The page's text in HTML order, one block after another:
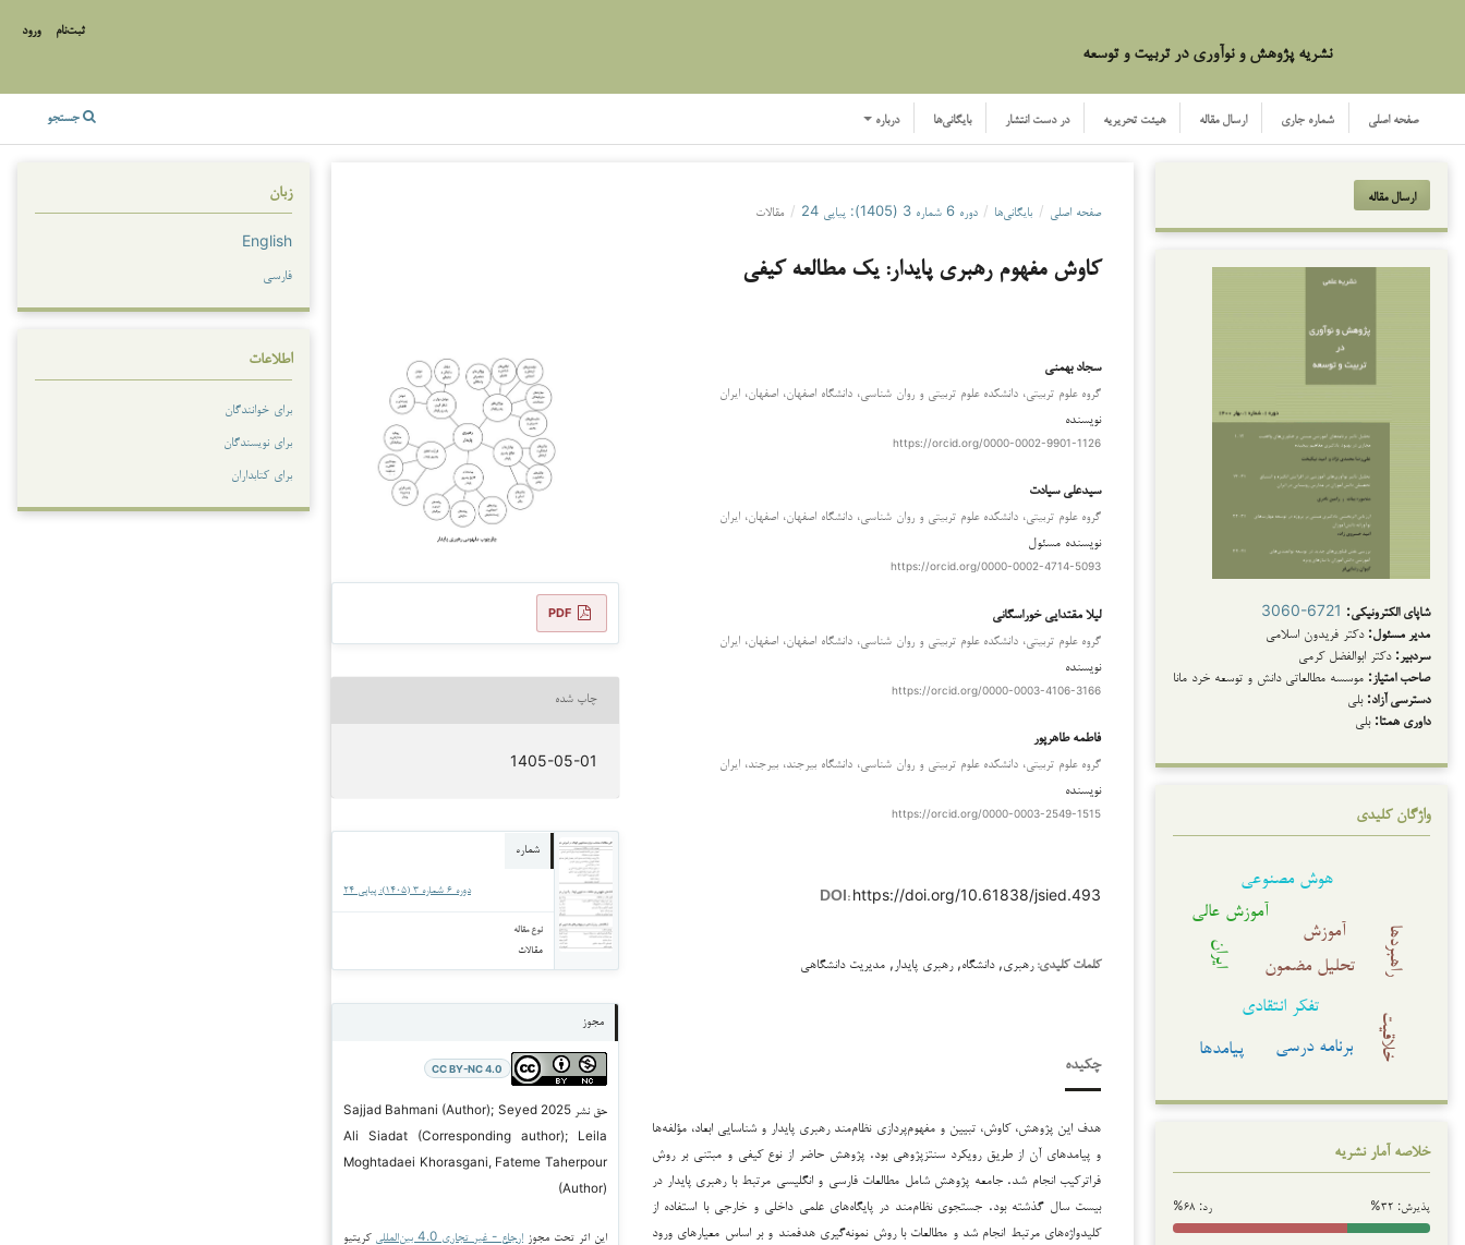
نشریه پژوهش و نوآوری در تربیت و توسعه
صفحه اصلی شماره جاری ارسال مقاله هیئت تحریریه در دست انتشار بایگانی‌ها درباره جستجو
ثبت‌نام ورود
ارسال مقاله
شاپای الکترونیکی: 3060-6721
مدیر مسئول: دکتر فریدون اسلامی
سردبیر: دکتر ابوالفضل کرمی
صاحب امتیاز: موسسه مطالعاتی دانش و توسعه خرد مانا
دسترسی آزاد: بلی
داوری همتا: بلی
واژگان کلیدی
تحلیل مضمون
تفکر انتقادی
آموزش
آموزش عالی
برنامه درسی
هوش مصنوعی
خلاقیت
ایران راهبردها
پیامدها
خلاصه آمار نشریه
پذیرش: ۳۲% رد: ۶۸%
صفحه اصلی / بایگانی‌ها / دوره 6 شماره 3 (1405): پیاپی 24 / مقالات
کاوش مفهوم رهبری پایدار: یک مطالعه کیفی
سجاد بهمنی
گروه علوم تربیتی، دانشکده علوم تربیتی و روان شناسی، دانشگاه اصفهان، اصفهان، ایران
نویسنده
https://orcid.org/0000-0002-9901-1126
سیدعلی سیادت
گروه علوم تربیتی، دانشکده علوم تربیتی و روان شناسی، دانشگاه اصفهان، اصفهان، ایران
نویسنده مسئول
https://orcid.org/0000-0002-4714-5093
لیلا مقتدایی خوراسگانی
گروه علوم تربیتی، دانشکده علوم تربیتی و روان شناسی، دانشگاه اصفهان، اصفهان، ایران
نویسنده
https://orcid.org/0000-0003-4106-3166
فاطمه طاهرپور
گروه علوم تربیتی، دانشکده علوم تربیتی و روان شناسی، دانشگاه بیرجند، بیرجند، ایران
نویسنده
https://orcid.org/0000-0003-2549-1515
DOI: https://doi.org/10.61838/jsied.493
کلمات کلیدی:رهبری, دانشگاه, رهبری پایدار, مدیریت دانشگاهی
چکیده
هدف این پژوهش، کاوش، تبیین و مفهوم‌پردازی نظام‌مند رهبری پایدار و شناسایی ابعاد، مؤلفه‌ها
و پیامدهای آن از طریق رویکرد سنتزپژوهی بود. پژوهش حاضر از نوع کیفی و مبتنی بر روش
فراترکیب انجام شد. جامعه پژوهش شامل مطالعات فارسی و انگلیسی مرتبط با رهبری پایدار در
بیست سال گذشته بود. جستجوی نظام‌مند در پایگاه‌های علمی داخلی و خارجی با استفاده از
کلیدواژه‌های مرتبط انجام شد و مطالعات با روش نمونه‌گیری هدفمند و بر اساس معیارهای ورود
دانلودها PDF
چاپ شده
1405-05-01
شماره
دوره 6 شماره 3 (1405): پیاپی 24
نوع مقاله
مقالات
مجوز
CC BY-NC 4.0
حق نشر 2025 Sajjad Bahmani (Author); Seyed
Ali Siadat (Corresponding author); Leila
Moghtadaei Khorasgani, Fateme Taherpour
(Author)
این اثر تحت مجوز ارجاع - غیر تجاری 4.0 بین‌المللی
کریتیو
زبان
English
فارسی
اطلاعات
برای خوانندگان
برای نویسندگان
برای کتابداران